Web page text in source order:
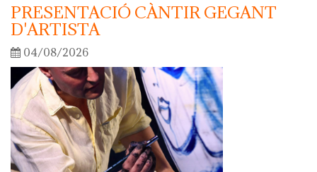
PRESENTACIÓ CÀNTIR GEGANT
D'ARTISTA
04/08/2026